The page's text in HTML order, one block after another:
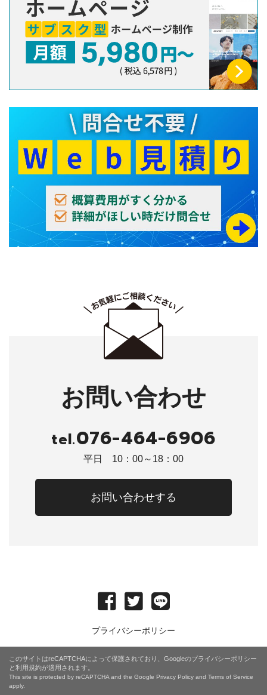
お問い合わせ
tel.076-464-6906
平日 10：00～18：00
お問い合わせする
プライバシーポリシー
このサイトはreCAPTCHAによって保護されており、Googleのプライバシーポリシー
と利用規約が適用されます。
This site is protected by reCAPTCHA and the Google Privacy Policy and Terms of Service
apply.